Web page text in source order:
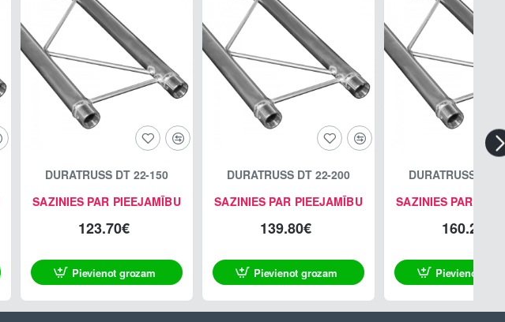
SAZINIES PAR PIEEJAMĪBU
DURATRUSS DT 22-150
123.70€
Pievienot grozam
SAZINIES PAR PIEEJAMĪBU
DURATRUSS DT 22-200
139.80€
Pievienot grozam
SAZINIES PAR
DURATRUSS DT
160.20€
Pievienot